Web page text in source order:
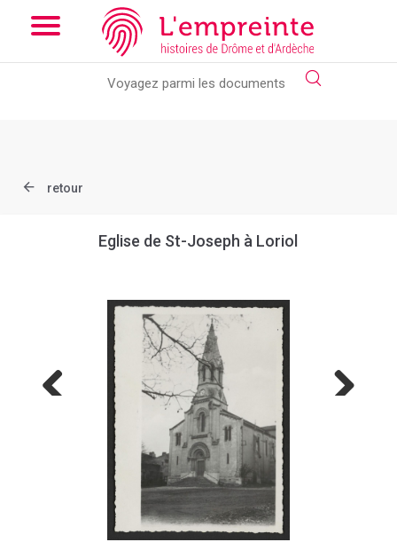
Array ( [slug] => document [ref] => B263626101_20B )
the new slick-theme.css if you want the default styling
retour
Eglise de St-Joseph à Loriol